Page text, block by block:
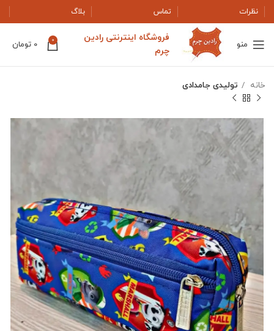
نظرات تماس بلاگ
منو
فروشگاه اینترنتی رادین
چرم
0
0 تومان
خانه تولیدی جامدادی